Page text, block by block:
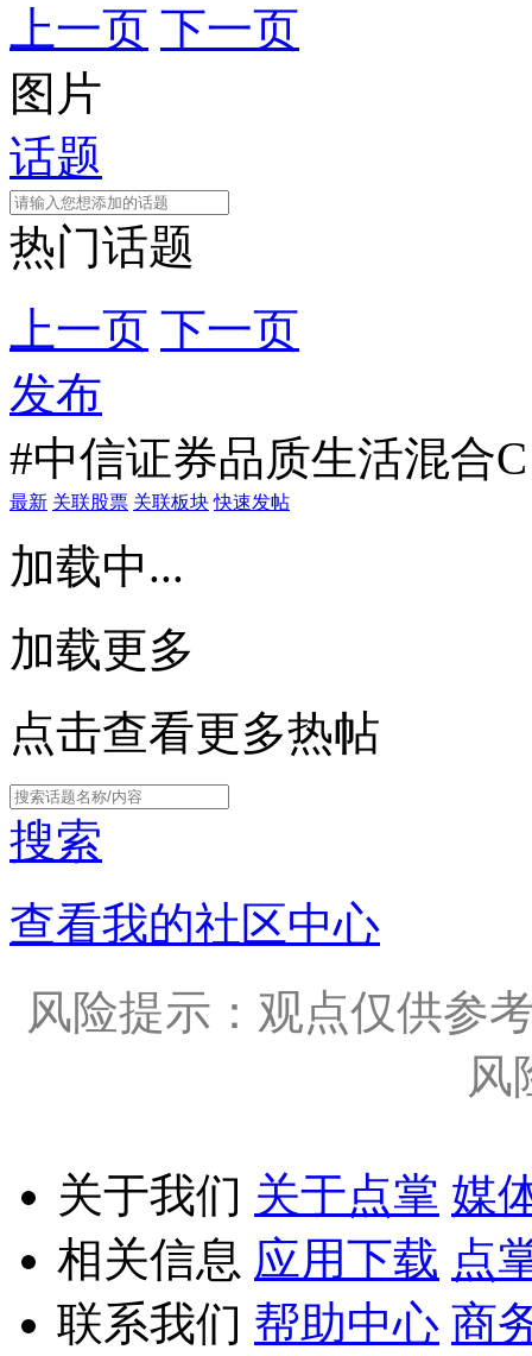
上一页 下一页
图片
话题
热门话题
上一页 下一页
发布
#中信证券品质生活混合
最新 关联股票 关联板块 快速发帖
加载中...
加载更多
点击查看更多热帖
搜索
查看我的社区中心
风险提示：观点仅供参
风
关于我们 关于点掌 媒
相关信息 应用下载 点
联系我们 帮助中心 商